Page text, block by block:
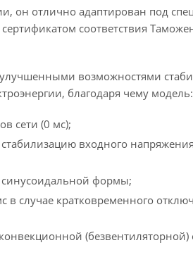
он отлично адаптирован под
соответствия
возможностями
благодаря чему модель:
сети (0 мс);
входного
формы;
в случае кратковременного